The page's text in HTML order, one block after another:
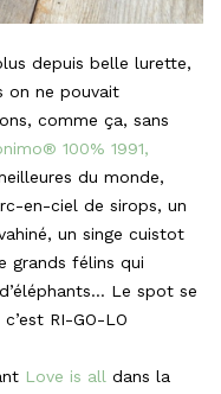
depuis belle lurette,
on ne pouvait
comme ça, sans
100% 1991,
du monde,
en-ciel de sirops, un
un singe cuistot
grands félins qui
Le spot se
RI-GO-LO
Love is all dans la